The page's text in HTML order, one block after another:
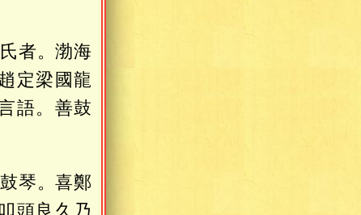
者。渤海
定梁國龍
語。善鼓
琴。喜鄭
頭良久乃